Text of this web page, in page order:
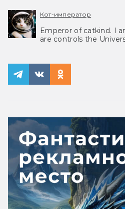
Кот-император
Emperor of catkind. I
are controls the